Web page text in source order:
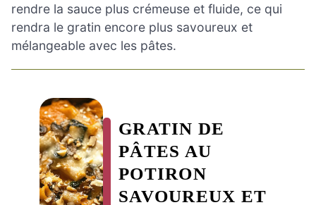
rendre la sauce plus crémeuse et fluide, ce qui
rendra le gratin encore plus savoureux et
mélangeable avec les pâtes.
GRATIN DE
PÂTES AU
POTIRON
SAVOUREUX ET